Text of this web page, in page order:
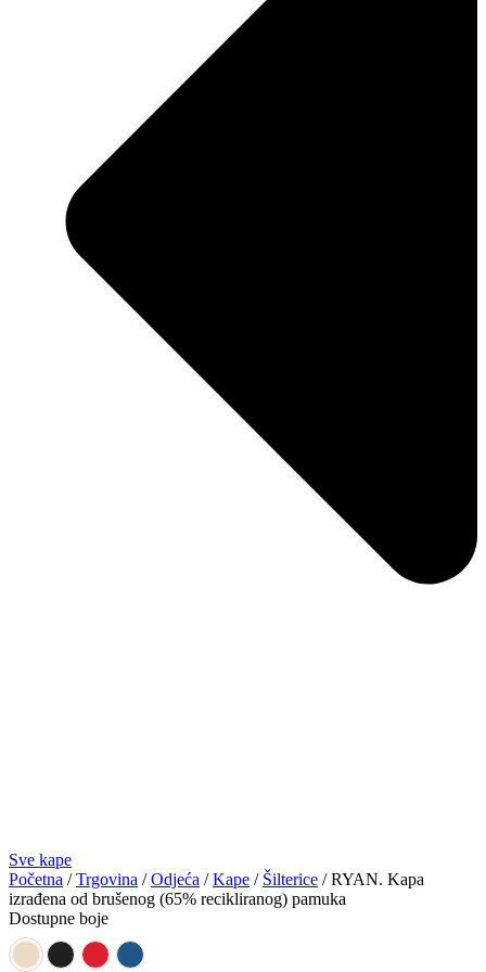
Sve kape
Početna /Trgovina /Odjeća /Kape / Šilterice / RYAN. Kapa
izrađena od brušenog (65% recikliranog) pamuka
Dostupne boje